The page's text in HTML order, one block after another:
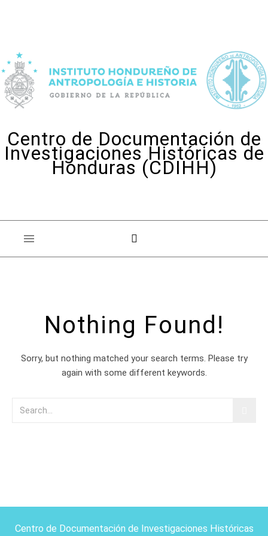
Centro de Documentación de
Investigaciones Históricas de
Honduras (CDIHH)
Nothing Found!
Sorry, but nothing matched your search terms. Please try
again with some different keywords.
Centro de Documentación de Investigaciones Históricas